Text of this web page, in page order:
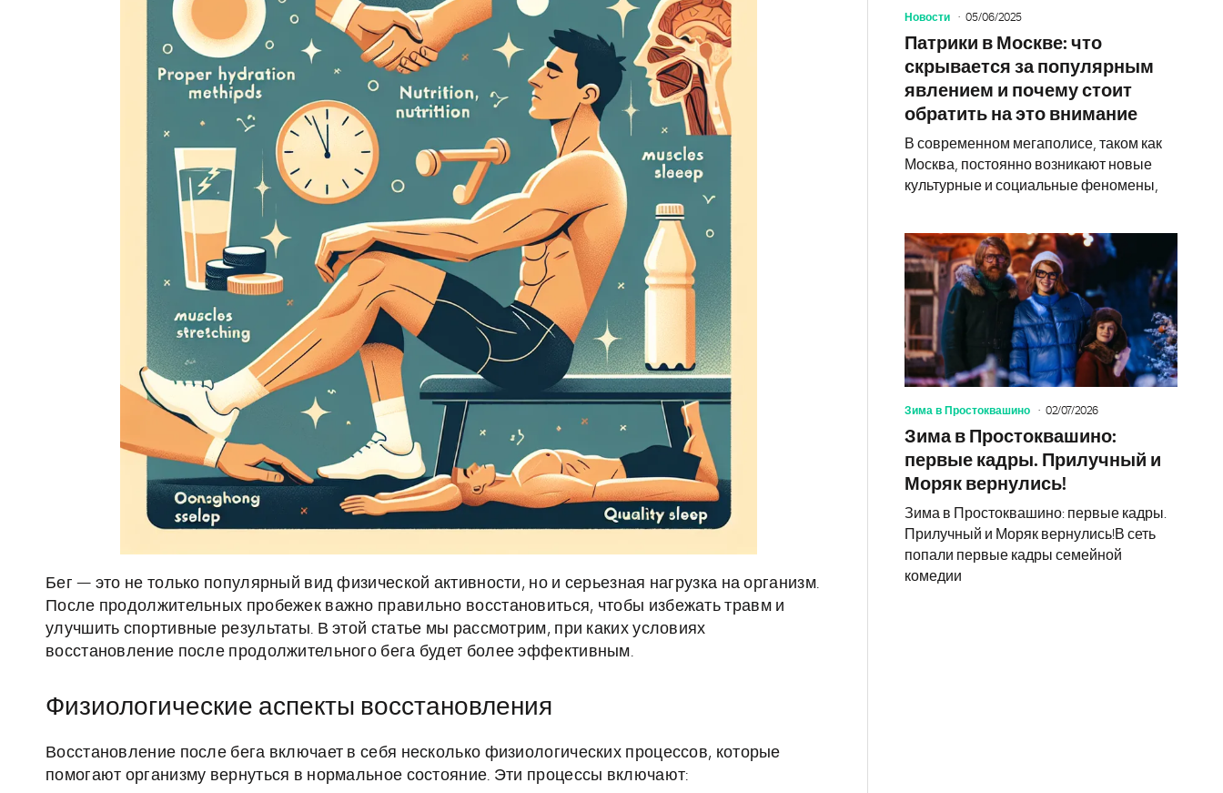
Бег — это не только популярный вид физической активности, но и серьезная нагрузка на организм.
После продолжительных пробежек важно правильно восстановиться, чтобы избежать травм и
улучшить спортивные результаты. В этой статье мы рассмотрим, при каких условиях
восстановление после продолжительного бега будет более эффективным.
Физиологические аспекты восстановления
Восстановление после бега включает в себя несколько физиологических процессов, которые
помогают организму вернуться в нормальное состояние. Эти процессы включают:
Новости 05/06/2025
Патрики в Москве: что
скрывается за популярным
явлением и почему стоит
обратить на это внимание
В современном мегаполисе, таком как
Москва, постоянно возникают новые
культурные и социальные феномены,
Зима в Простоквашино 02/07/2026
Зима в Простоквашино:
первые кадры. Прилучный и
Моряк вернулись!
Зима в Простоквашино: первые кадры.
Прилучный и Моряк вернулись!В сеть
попали первые кадры семейной
комедии